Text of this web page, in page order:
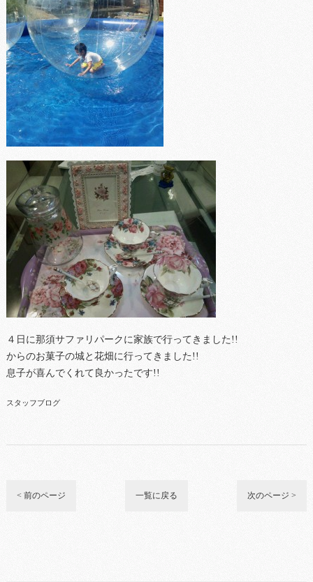
４日に那須サファリパークに家族で行ってきました!!
からのお菓子の城と花畑に行ってきました!!
息子が喜んでくれて良かったです!!
スタッフブログ
< 前のページ 一覧に戻る 次のページ >